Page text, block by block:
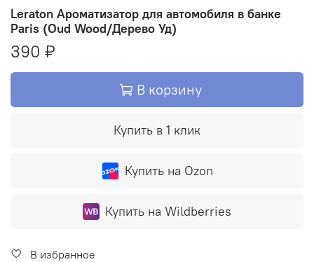
Leraton Ароматизатор для автомобиля в банке
Paris (Oud Wood/Дерево Уд)
390 ₽
В корзину
Купить в 1 клик
Купить на Ozon
Купить на Wildberries
В избранное